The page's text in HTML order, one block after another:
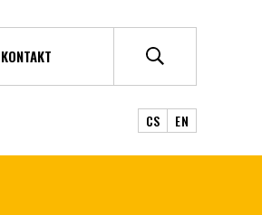
KONTAKT
CS EN